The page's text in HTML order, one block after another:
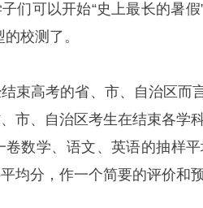
们可以开始“史上最长的暑假
校测了。
束高考的省、市、自治区而
市、自治区考生在结束各学
卷数学、语文、英语的抽样
均分，作一个简要的评价和预